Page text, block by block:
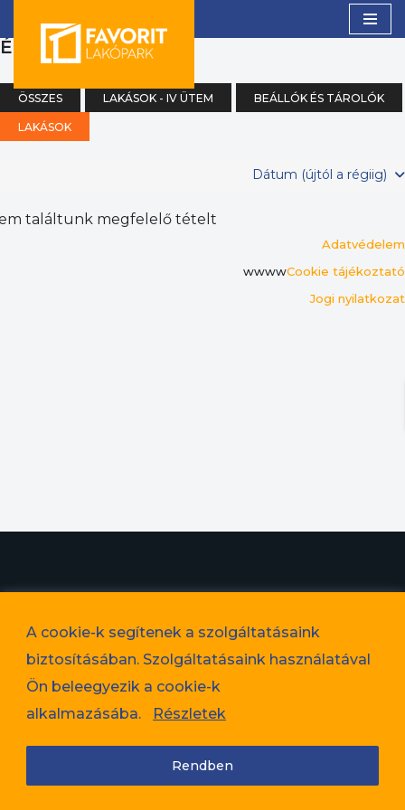
A cookie-k segítenek a szolgáltatásaink
biztosításában. Szolgáltatásaink használatával
Ön beleegyezik a cookie-k
alkalmazásába.
Részletek
Rendben
content
ÉNY (0)
ÖSSZES LAKÁSOK - IV ÜTEM BEÁLLÓK ÉS TÁROLÓK
LAKÁSOK
Dátum (újtól a régiig)
találtunk megfelelő tételt
Adatvédelem
wwwwCookie tájékoztató
Jogi nyilatkozat
Adatvédelem
Cookie tájékoztató